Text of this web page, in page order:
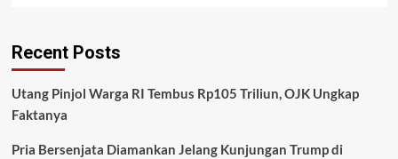
Peringatkan,
Bisa
Juta
Recent Posts
Utang Pinjol Warga RI Tembus Rp105 Triliun, OJK Ungkap
Faktanya
Pria Bersenjata Diamankan Jelang Kunjungan Trump di